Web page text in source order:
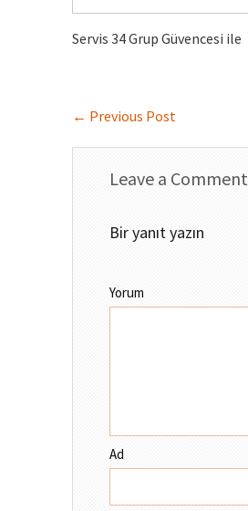
Servis 34 Grup Güvencesi ile
← Previous Post
Leave a Comment
Bir yanıt yazın
Yorum
Ad